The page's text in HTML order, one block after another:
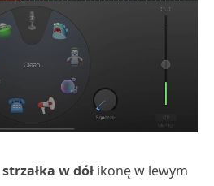
strzałka w dół ikonę w lewym